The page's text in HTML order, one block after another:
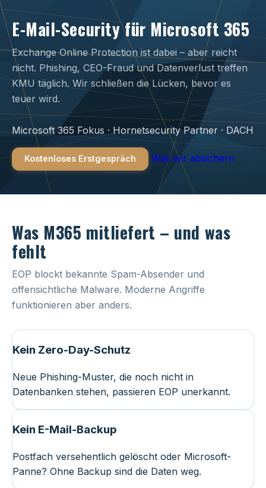
E-Mail-Security für Microsoft 365
Exchange Online Protection ist dabei – aber reicht
nicht. Phishing, CEO-Fraud und Datenverlust treffen
KMU täglich. Wir schließen die Lücken, bevor es
teuer wird.
Microsoft 365 Fokus · Hornetsecurity Partner · DACH
Kostenloses Erstgespräch Was wir absichern
Was M365 mitliefert – und was
fehlt
EOP blockt bekannte Spam-Absender und
offensichtliche Malware. Moderne Angriffe
funktionieren aber anders.
Kein Zero-Day-Schutz
Neue Phishing-Muster, die noch nicht in
Datenbanken stehen, passieren EOP unerkannt.
Kein E-Mail-Backup
Postfach versehentlich gelöscht oder Microsoft-
Panne? Ohne Backup sind die Daten weg.